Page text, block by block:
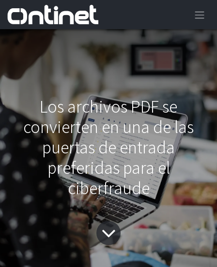
Los archivos PDF se
convierten en una de las
puertas de entrada
preferidas para el
ciberfraude